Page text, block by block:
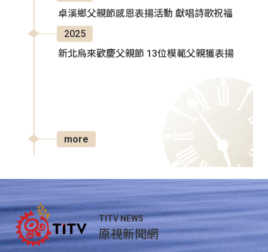
卓溪鄉父親節感恩表揚活動 獻唱詩歌祝福
2025
新北烏來歡慶父親節 13位模範父親獲表揚
more
TITV NEWS
原視新聞網